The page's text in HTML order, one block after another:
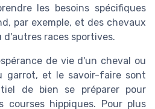
les besoins spécifiques
par exemple, et des chevaux
d'autres races sportives.
de vie d'un cheval ou
garrot, et le savoir-faire sont
de bien se préparer pour
courses hippiques. Pour plus